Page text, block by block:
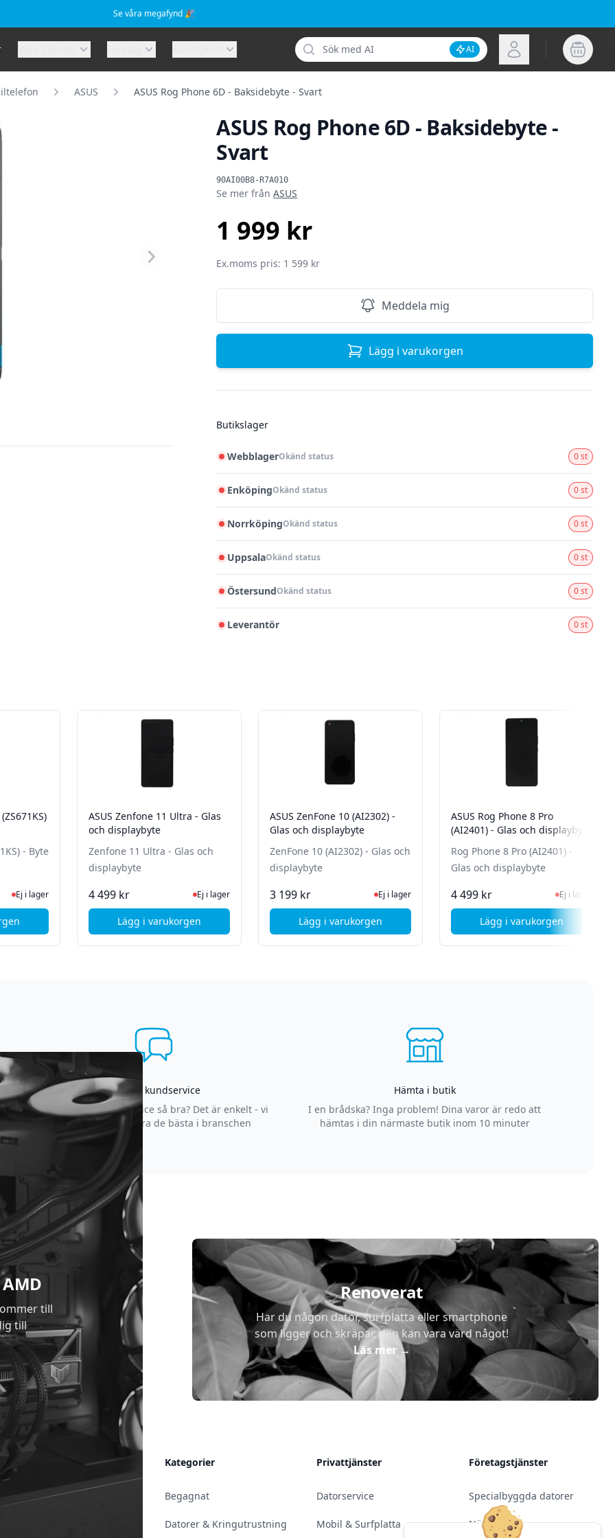
Se våra megafynd 🎉
Sök
Inaktivera AI-sökning
AI Logga in
ASUS ASUS Rog Phone 6D - Baksidebyte - Svart
ASUS Rog Phone 6D - Baksidebyte -
Svart
90AI00B8-R7A010
Produktinformation
Se mer frånASUS
1 999 kr
Ex.moms pris: 1 599 kr
Meddela mig
Lägg i varukorgen
Butikslager
WebblagerOkänd status 0 st
EnköpingOkänd status 0 st
NorrköpingOkänd status 0 st
UppsalaOkänd status 0 st
ÖstersundOkänd status 0 st
Leverantör 0 st
status
- Byte
lager, besök produktsidan för senaste status
Ej i lager
ZenFone 7 Pro (ZS671KS) - Byte av bakkamera
ASUS Zenfone 11 Ultra - Glas
och displaybyte
Zenfone 11 Ultra - Glas och
displaybyte
4 499 kr Ej i lager, besök produktsidan för senaste status
Ej i lager
Lägg i varukorgen, ASUS Zenfone 11 Ultra - Glas och displaybyte
ASUS ZenFone 10 (AI2302) -
Glas och displaybyte
ZenFone 10 (AI2302) - Glas och
displaybyte
3 199 kr Ej i lager, besök produktsidan för senaste status
Ej i lager
Lägg i varukorgen, ASUS ZenFone 10 (AI2302) - Glas och displaybyte
ASUS Rog Phone 8 Pro
(AI2401) - Glas och displaybyte
Rog Phone 8 Pro (AI2401) -
Glas och displaybyte
4 499 kr Ej i lager, besök
Ej i lager
Lägg i varukorgen, ASUS Rog Phone
Asgrym kundservice
Varför är vår kundservice så bra? Det är enkelt - vi
strävar efter att vara de bästa i branschen
Hämta i butik
I en brådska? Inga problem! Dina varor är redo att
hämtas i din närmaste butik inom 10 minuter
till
till
Renoverat
Har du någon dator, surfplatta eller smartphone
som ligger och skräpar, den kan vara värd något!
Läs mer→
Kontakt & Öppettider
Kategorier
Begagnat
Datorer & Kringutrustning
Privattjänster
Datorservice
Mobil & Surfplatta
Företagstjänster
Specialbyggda datorer
Nätverk